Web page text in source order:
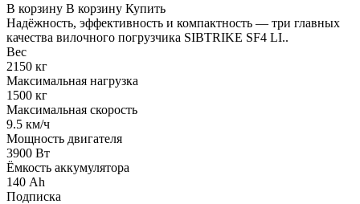
В корзину В корзину Купить
Надёжность, эффективность и компактность — три главных
качества вилочного погрузчика SIBTRIKE SF4 LI..
Вес
2150 кг
Максимальная нагрузка
1500 кг
Максимальная скорость
9.5 км/ч
Мощность двигателя
3900 Вт
Ёмкость аккумулятора
140 Ah
Подписка